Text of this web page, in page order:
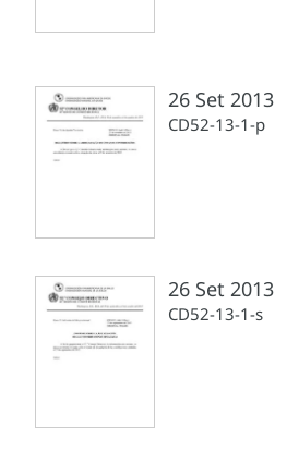
26 Set 2013
CD52-13-1-p
26 Set 2013
CD52-13-1-s